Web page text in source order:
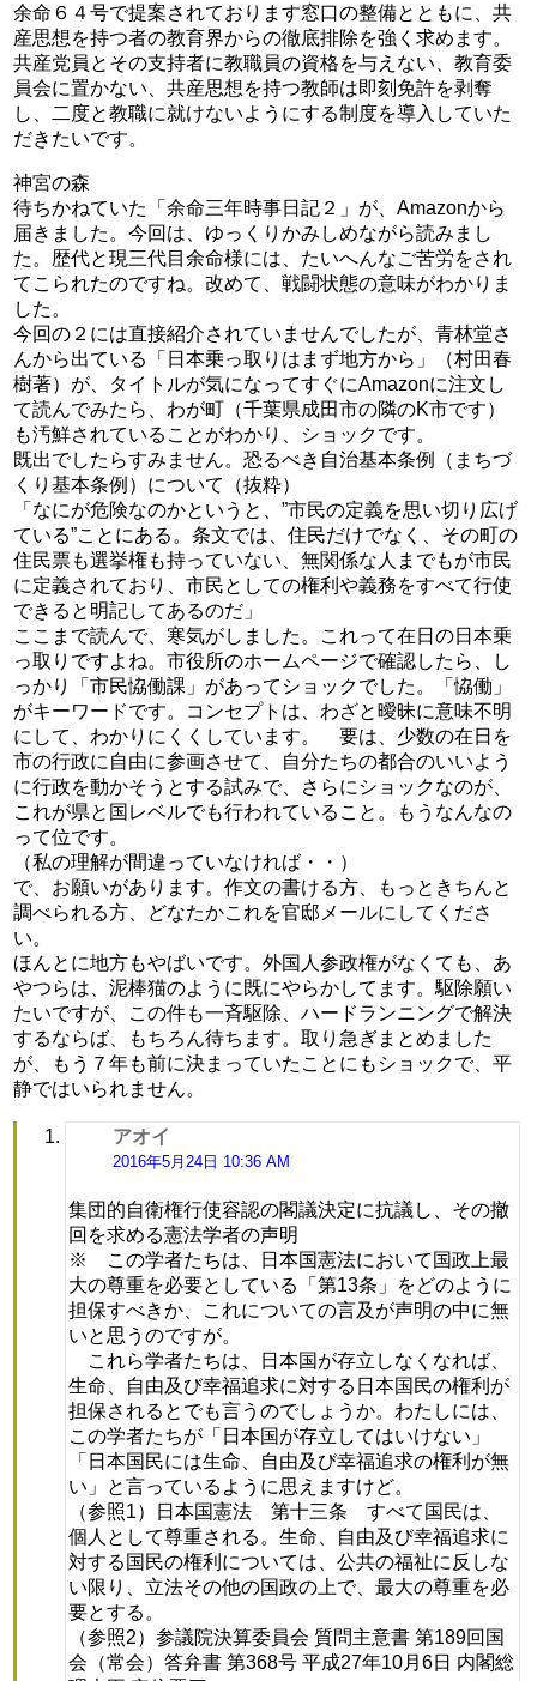
余命６４号で提案されております窓口の整備とともに、共
産思想を持つ者の教育界からの徹底排除を強く求めます。
共産党員とその支持者に教職員の資格を与えない、教育委
員会に置かない、共産思想を持つ教師は即刻免許を剥奪
し、二度と教職に就けないようにする制度を導入していた
だきたいです。
神宮の森
待ちかねていた「余命三年時事日記２」が、Amazonから
届きました。今回は、ゆっくりかみしめながら読みまし
た。歴代と現三代目余命様には、たいへんなご苦労をされ
てこられたのですね。改めて、戦闘状態の意味がわかりま
した。
今回の２には直接紹介されていませんでしたが、青林堂さ
んから出ている「日本乗っ取りはまず地方から」（村田春
樹著）が、タイトルが気になってすぐにAmazonに注文し
て読んでみたら、わが町（千葉県成田市の隣のK市です）
も汚鮮されていることがわかり、ショックです。
既出でしたらすみません。恐るべき自治基本条例（まちづ
くり基本条例）について（抜粋）
「なにが危険なのかというと、”市民の定義を思い切り広げ
ている”ことにある。条文では、住民だけでなく、その町の
住民票も選挙権も持っていない、無関係な人までもが市民
に定義されており、市民としての権利や義務をすべて行使
できると明記してあるのだ」
ここまで読んで、寒気がしました。これって在日の日本乗
っ取りですよね。市役所のホームページで確認したら、し
っかり「市民恊働課」があってショックでした。「恊働」
がキーワードです。コンセプトは、わざと曖昧に意味不明
にして、わかりにくくしています。 要は、少数の在日を
市の行政に自由に参画させて、自分たちの都合のいいよう
に行政を動かそうとする試みで、さらにショックなのが、
これが県と国レベルでも行われていること。もうなんなの
って位です。
（私の理解が間違っていなければ・・）
で、お願いがあります。作文の書ける方、もっときちんと
調べられる方、どなたかこれを官邸メールにしてくださ
い。
ほんとに地方もやばいです。外国人参政権がなくても、あ
やつらは、泥棒猫のように既にやらかしてます。駆除願い
たいですが、この件も一斉駆除、ハードランニングで解決
するならば、もちろん待ちます。取り急ぎまとめました
が、もう７年も前に決まっていたことにもショックで、平
静ではいられません。
アオイ
り:
2016年5月24日 10:36 AM
集団的自衛権行使容認の閣議決定に抗議し、その撤
回を求める憲法学者の声明
※ この学者たちは、日本国憲法において国政上最
大の尊重を必要としている「第13条」をどのように
担保すべきか、これについての言及が声明の中に無
いと思うのですが。
これら学者たちは、日本国が存立しなくなれば、
生命、自由及び幸福追求に対する日本国民の権利が
担保されるとでも言うのでしょうか。わたしには、
この学者たちが「日本国が存立してはいけない」
「日本国民には生命、自由及び幸福追求の権利が無
い」と言っているように思えますけど。
（参照1）日本国憲法 第十三条 すべて国民は、
個人として尊重される。生命、自由及び幸福追求に
対する国民の権利については、公共の福祉に反しな
い限り、立法その他の国政の上で、最大の尊重を必
要とする。
（参照2）参議院決算委員会 質問主意書 第189回国
会（常会）答弁書 第368号 平成27年10月6日 内閣総